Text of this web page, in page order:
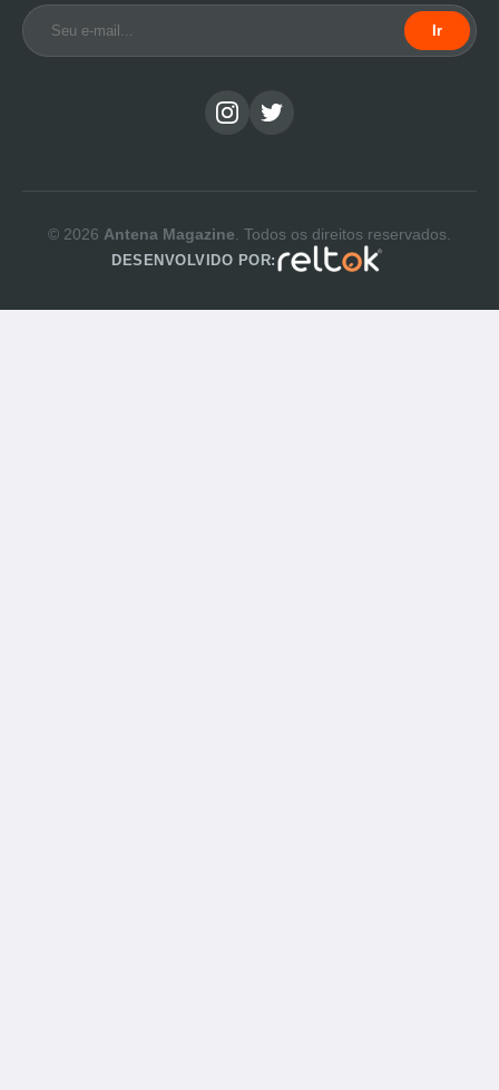
Ir
© 2026 Antena Magazine . Todos os direitos reservados.
DESENVOLVIDO POR: